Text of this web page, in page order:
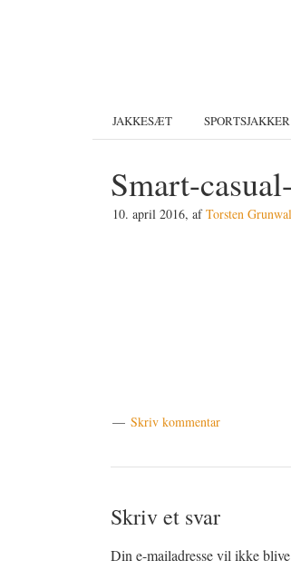
JAKKESÆT SPORTSJAKKER
Smart-
10. april 2016, afTorsten
Skriv kommentar
Skriv et svar
Din e-mailadresse vil ikke